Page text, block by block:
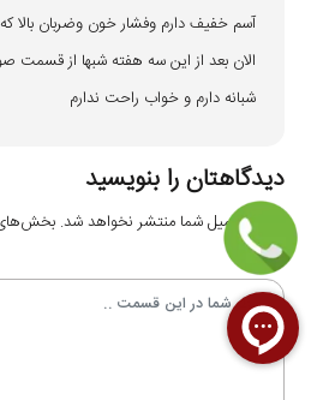
آسم خفیف دارم وفشار خون وضربان
الان بعد از این سه هفته شبها از قسمت
شبانه دارم و خواب راحت ندارم
دیدگاهتان را بنویسید
نشانی ایمیل شما منتشر نخواهد شد. بخش‌های
شده‌اند *